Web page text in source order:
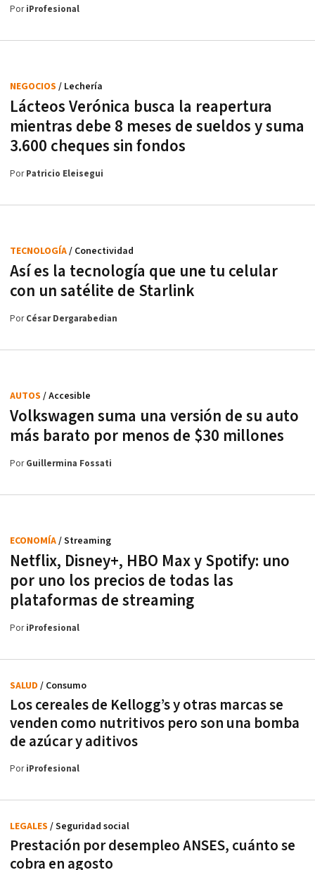
PoriProfesional
Lácteos Verónica busca la reapertura
mientras debe 8 meses de sueldos y suma
3.600 cheques sin fondos
NEGOCIOS / Lechería
PorPatricio Eleisegui
Así es la tecnología que une tu celular
con un satélite de Starlink
TECNOLOGÍA/ Conectividad
PorCésar Dergarabedian
Volkswagen suma una versión de su auto
más barato por menos de $30 millones
AUTOS / Accesible
PorGuillermina Fossati
Netflix, Disney+, HBO Max y Spotify: uno
por uno los precios de todas las
plataformas de streaming
ECONOMÍA/ Streaming
PoriProfesional
Los cereales de Kellogg’s y otras marcas se
venden como nutritivos pero son una bomba
de azúcar y aditivos
SALUD / Consumo
PoriProfesional
Prestación por desempleo ANSES, cuánto se
cobra en agosto
LEGALES / Seguridad social